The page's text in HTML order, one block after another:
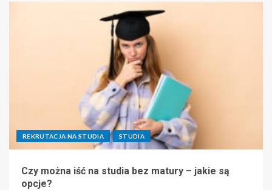
REKRUTACJA NA STUDIA STUDIA
Czy można iść na studia bez matury – jakie są
opcje?